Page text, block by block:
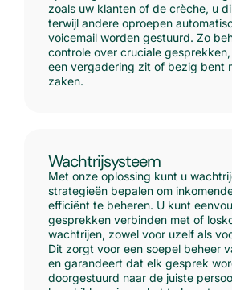
zoals uw klanten of de crèche, u
terwijl andere oproepen
voicemail worden gestuurd. Zo
controle over cruciale
een vergadering zit of bezig bent
zaken.
Wachtrijsysteem
Met onze oplossing kunt u
strategieën bepalen om
efficiënt te beheren. U kunt
gesprekken verbinden met of
wachtrijen, zowel voor uzelf als
Dit zorgt voor een soepel beheer
en garandeert dat elk gesprek
doorgestuurd naar de juiste